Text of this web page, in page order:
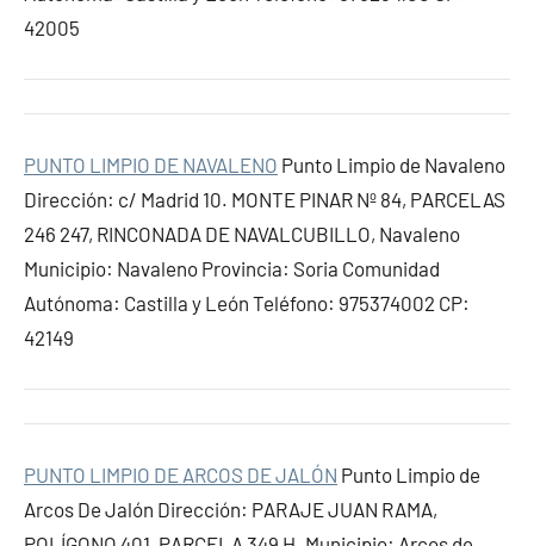
42005
PUNTO LIMPIO DE NAVALENO Punto Limpio de Navaleno
Dirección: c/ Madrid 10. MONTE PINAR Nº 84, PARCELAS
246 247, RINCONADA DE NAVALCUBILLO, Navaleno
Municipio: Navaleno Provincia: Soria Comunidad
Autónoma: Castilla y León Teléfono: 975374002 CP:
42149
PUNTO LIMPIO DE ARCOS DE JALÓN Punto Limpio de
Arcos De Jalón Dirección: PARAJE JUAN RAMA,